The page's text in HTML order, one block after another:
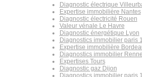
Diagnostic électrique
Expertise immobilière Nantes
Diagnostic électricité Rouen
Valeur vénale Le Havre
Diagnostic énergétique Lyon
Diagnostics immobilier paris
Expertise immobilière
Diagnostics immobilier
Expertises Tours
Diagnostic gaz Dijon
Diagnostics immobilier paris